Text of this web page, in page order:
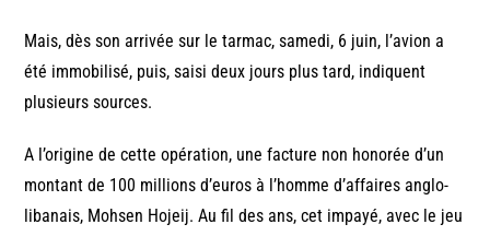
Mais, dès son arrivée sur le tarmac, samedi, 6 juin, l’avion a
été immobilisé, puis, saisi deux jours plus tard, indiquent
plusieurs sources.
A l’origine de cette opération, une facture non honorée d’un
montant de 100 millions d’euros à l’homme d’affaires anglo-
libanais, Mohsen Hojeij. Au fil des ans, cet impayé, avec le jeu